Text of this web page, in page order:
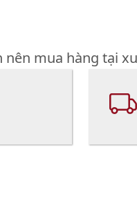
nên mua hàng tại